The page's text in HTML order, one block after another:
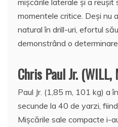
momentele critice. Deși nu
natural în drill-uri, efortul
demonstrând o
Chris Paul Jr.
Paul Jr. (1,85 m, 101 kg) a
secunde la 40 de yarzi,
Mișcările sale compacte i-